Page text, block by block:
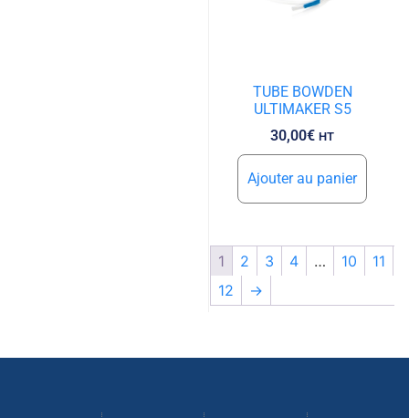
TUBE BOWDEN
ULTIMAKER S5
30,00€ HT
Ajouter au panier
1 2 3 4 … 10
11
12
→